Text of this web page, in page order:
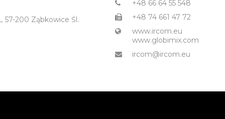
57-200 Ząbkowice Śl.
+48 66 64 55 548
+48 74 661 47 72
www.ircom.eu
www.globimix.com
ircom@ircom.eu